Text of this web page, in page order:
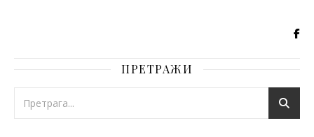
ПРЕТРАЖИ